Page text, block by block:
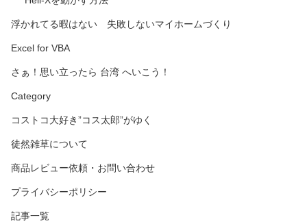
浮かれてる暇はない 失敗しないマイホームづくり
Excel for VBA
さぁ！思い立ったら 台湾 へいこう！
Category
コストコ大好き”コス太郎”がゆく
徒然雑草について
商品レビュー依頼・お問い合わせ
プライバシーポリシー
記事一覧